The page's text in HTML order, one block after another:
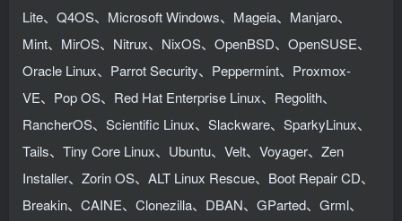
Lite、Q4OS、Microsoft Windows、Mageia、Manjaro、
Mint、MirOS、Nitrux、NixOS、OpenBSD、OpenSUSE、
Oracle Linux、Parrot Security、Peppermint、Proxmox-
VE、Pop OS、Red Hat Enterprise Linux、Regolith、
RancherOS、Scientific Linux、Slackware、SparkyLinux、
Tails、Tiny Core Linux、Ubuntu、Velt、Voyager、Zen
Installer、Zorin OS、ALT Linux Rescue、Boot Repair CD、
Breakin、CAINE、Clonezilla、DBAN、GParted、Grml、